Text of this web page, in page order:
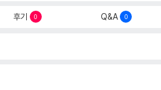
후기 0 Q&A 0